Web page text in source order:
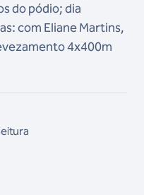
do pódio; dia
com Eliane Martins,
4x400m